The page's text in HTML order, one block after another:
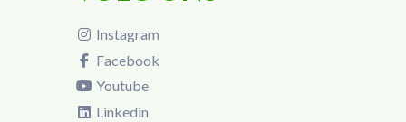
Instagram
Facebook
Youtube
Linkedin